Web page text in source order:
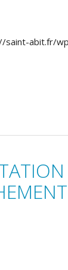
saint-abit.fr/